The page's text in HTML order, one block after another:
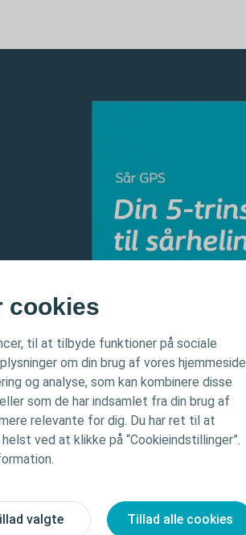
cookies
til at tilbyde funktioner på sociale
om din brug af vores hjemmeside
og analyse, som kan kombinere disse
som de har indsamlet fra din brug af
relevante for dig. Du har ret til at
ved at klikke på “Cookieindstillinger”.
valgte Tillad alle cookies